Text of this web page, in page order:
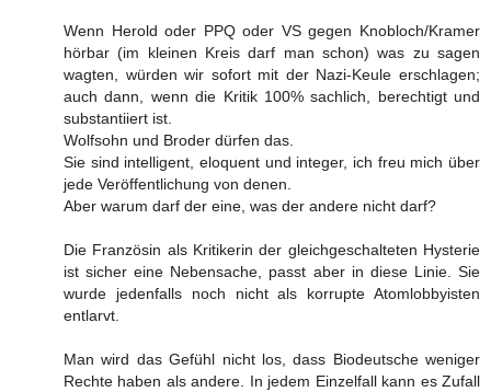
Wenn Herold oder PPQ oder VS gegen Knobloch/Kramer
hörbar (im kleinen Kreis darf man schon) was zu sagen
wagten, würden wir sofort mit der Nazi-Keule erschlagen;
auch dann, wenn die Kritik 100% sachlich, berechtigt und
substantiiert ist.
Wolfsohn und Broder dürfen das.
Sie sind intelligent, eloquent und integer, ich freu mich über
jede Veröffentlichung von denen.
Aber warum darf der eine, was der andere nicht darf?
Die Französin als Kritikerin der gleichgeschalteten Hysterie
ist sicher eine Nebensache, passt aber in diese Linie. Sie
wurde jedenfalls noch nicht als korrupte Atomlobbyisten
entlarvt.
Man wird das Gefühl nicht los, dass Biodeutsche weniger
Rechte haben als andere. In jedem Einzelfall kann es Zufall